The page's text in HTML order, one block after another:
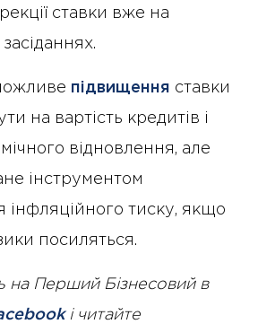
ставки вже на
підвищення ставки
на вартість кредитів і
відновлення, але
інструментом
інфляційного тиску, якщо
посиляться.
на Перший Бізнесовий в
і читайте